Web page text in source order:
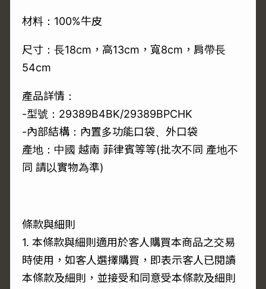
材料：100%牛皮
尺寸：長18cm，高13cm，寬8cm，肩帶長
54cm
產品詳情：
-型號：29389B4BK/29389BPCHK
-內部結構：內置多功能口袋、外口袋
產地：中國 越南 菲律賓等等(批次不同 產地不
同 請以實物為準)
條款與細則
1. 本條款與細則適用於客人購買本商品之交易
時使用，如客人選擇購買，即表示客人已閱讀
本條款及細則，並接受和同意受本條款及細則